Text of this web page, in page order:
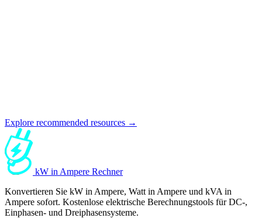
Explore recommended resources →
kW in Ampere Rechner
Konvertieren Sie kW in Ampere, Watt in Ampere und kVA in
Ampere sofort. Kostenlose elektrische Berechnungstools für DC-,
Einphasen- und Dreiphasensysteme.